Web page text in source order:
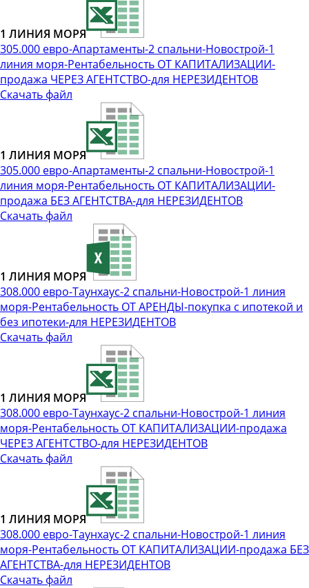
1 ЛИНИЯ МОРЯ
305.000 евро-Апартаменты-2 спальни-Новострой-1
линия моря-Рентабельность ОТ КАПИТАЛИЗАЦИИ-
продажа ЧЕРЕЗ АГЕНТСТВО-для НЕРЕЗИДЕНТОВ
Скачать файл
1 ЛИНИЯ МОРЯ
305.000 евро-Апартаменты-2 спальни-Новострой-1
линия моря-Рентабельность ОТ КАПИТАЛИЗАЦИИ-
продажа БЕЗ АГЕНТСТВА-для НЕРЕЗИДЕНТОВ
Скачать файл
1 ЛИНИЯ МОРЯ
308.000 евро-Таунхаус-2 спальни-Новострой-1 линия
моря-Рентабельность ОТ АРЕНДЫ-покупка с ипотекой и
без ипотеки-для НЕРЕЗИДЕНТОВ
Скачать файл
1 ЛИНИЯ МОРЯ
308.000 евро-Таунхаус-2 спальни-Новострой-1 линия
моря-Рентабельность ОТ КАПИТАЛИЗАЦИИ-продажа
ЧЕРЕЗ АГЕНТСТВО-для НЕРЕЗИДЕНТОВ
Скачать файл
1 ЛИНИЯ МОРЯ
308.000 евро-Таунхаус-2 спальни-Новострой-1 линия
моря-Рентабельность ОТ КАПИТАЛИЗАЦИИ-продажа БЕЗ
АГЕНТСТВА-для НЕРЕЗИДЕНТОВ
Скачать файл